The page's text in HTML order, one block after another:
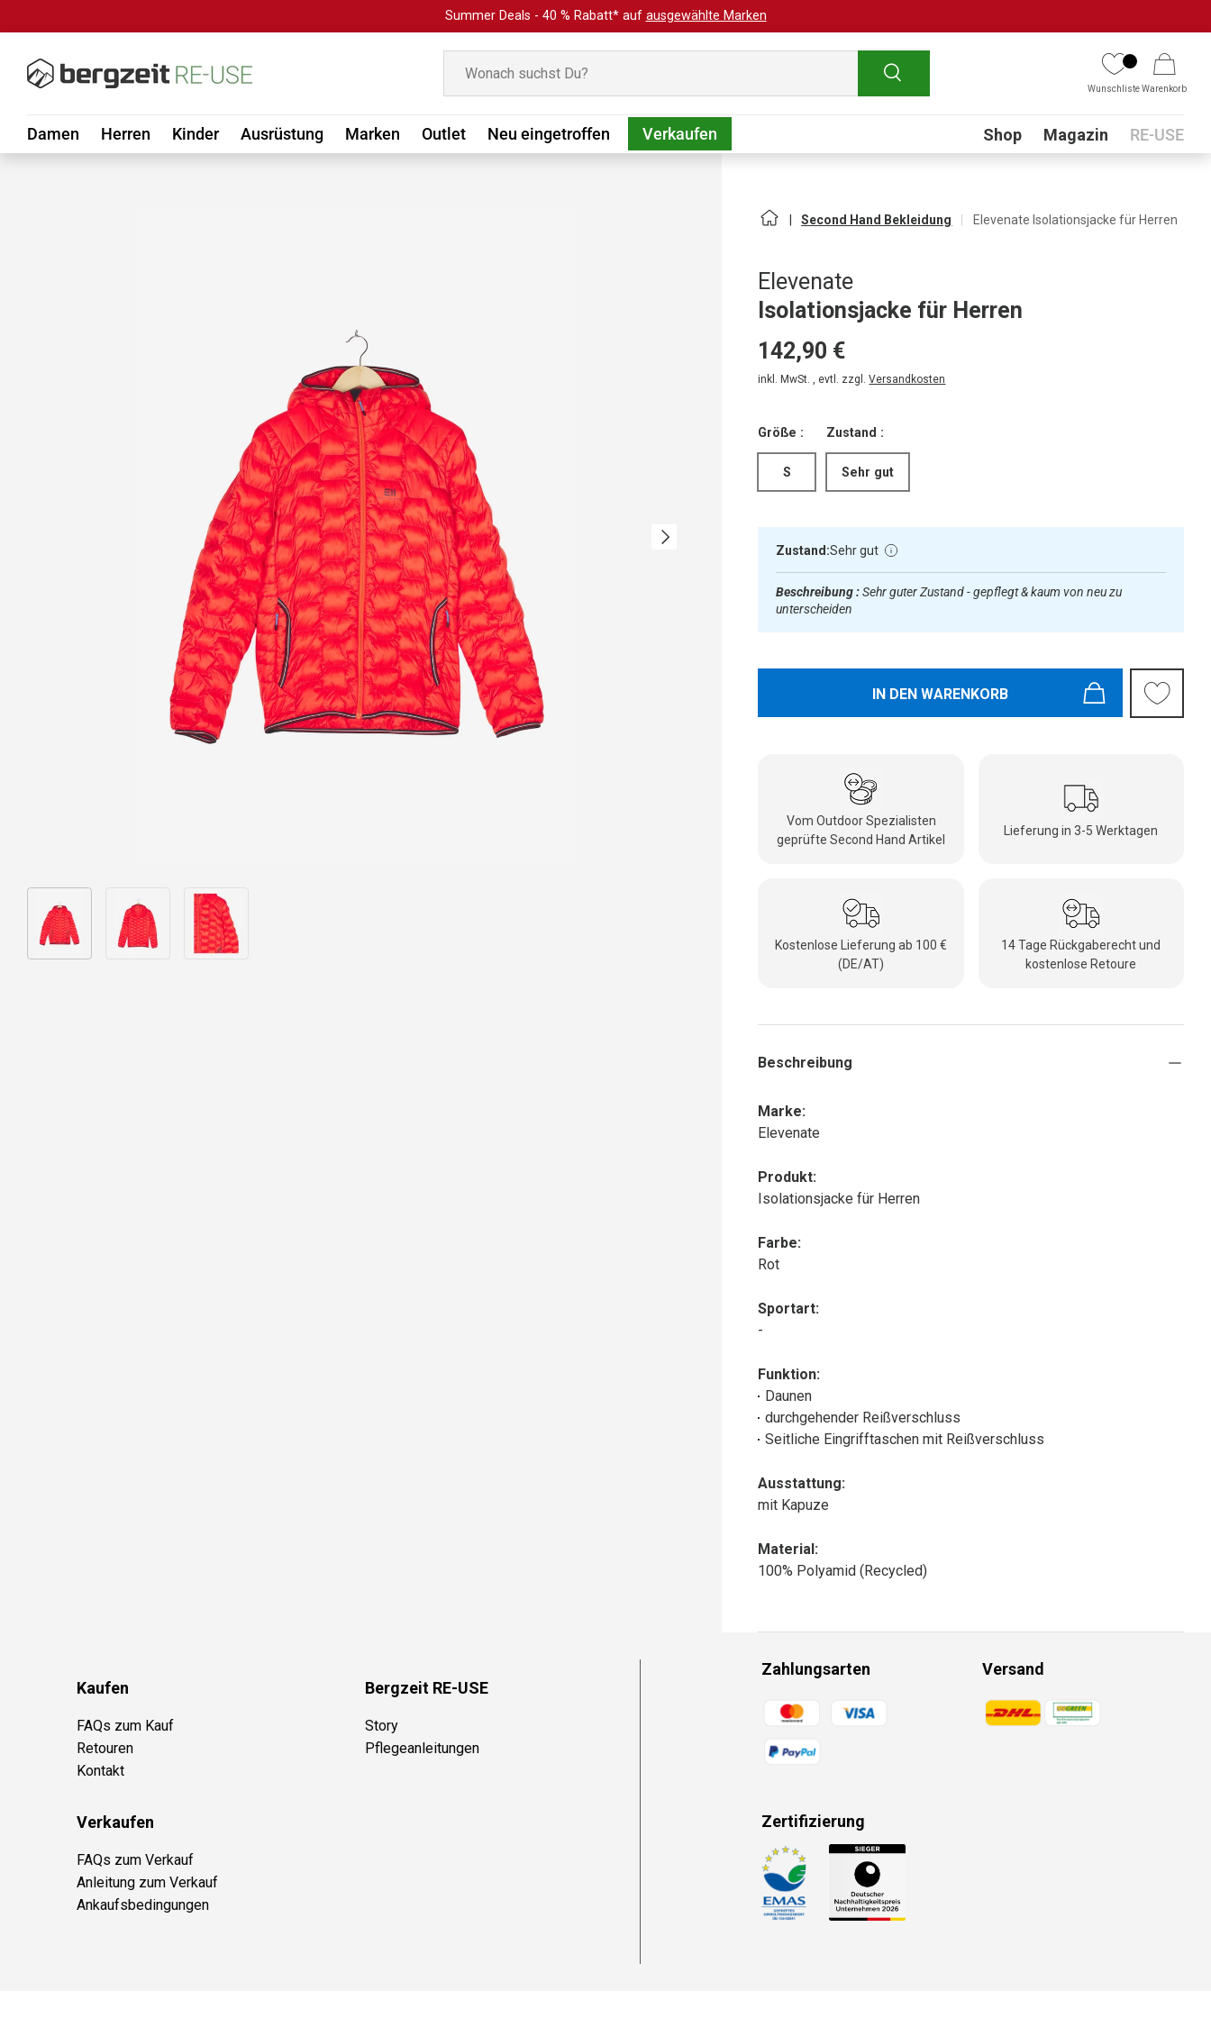
Summer Deals - 40 % Rabatt* auf ausgewählte Marken
Suchen
WunschlisteWarenkorb
Damen Herren Kinder Ausrüstung Marken Outlet Neu eingetroffen Verkaufen Submenu
Shop Magazin RE-USE
Nächste
Bild 1 in Galerieansicht laden
Second Hand Bekleidung Elevenate Isolationsjacke für Herren
Elevenate
Isolationsjacke für Herren
142,90 €
inkl. MwSt. , evtl. zzgl.Versandkosten
Größe :
S
Zustand :
Sehr gut
Zustand:Sehr gut
Beschreibung :Sehr guter Zustand - gepflegt & kaum von neu zu
unterscheiden
IN DEN WARENKORB
Vom Outdoor Spezialisten
geprüfte Second Hand Artikel
Lieferung in 3-5 Werktagen
Kostenlose Lieferung ab 100 €
(DE/AT)
14 Tage Rückgaberecht und
kostenlose Retoure
Beschreibung
Marke:
Elevenate
Produkt:
Isolationsjacke für Herren
Farbe:
Rot
Sportart:
-
Funktion:
Daunen
durchgehender Reißverschluss
Seitliche Eingrifftaschen mit Reißverschluss
Ausstattung:
mit Kapuze
Material:
100% Polyamid (Recycled)
Kaufen
FAQs zum Kauf
Retouren
Kontakt
Bergzeit RE-USE
Story
Pflegeanleitungen
Verkaufen
FAQs zum Verkauf
Anleitung zum Verkauf
Ankaufsbedingungen
Zahlungsarten
Zahlungsmethoden
Versand
Zahlungsmethoden
Zertifizierung
Zahlungsmethoden